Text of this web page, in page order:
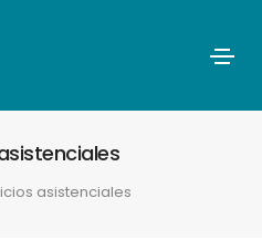
asistenciales